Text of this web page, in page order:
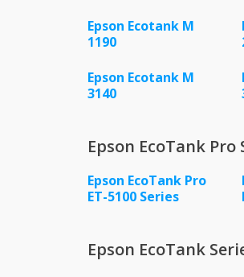
Epson Ecotank M
1190
Epson Ecotank M
3140
Epson EcoTank Pro
Epson EcoTank Pro
ET-5100 Series
Epson EcoTank